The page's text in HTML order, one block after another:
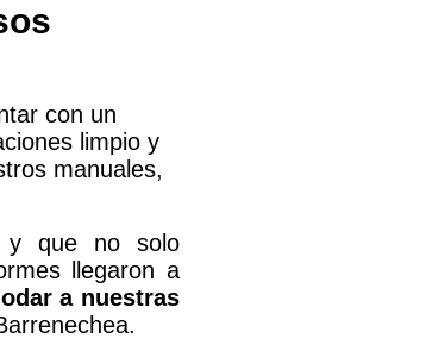
con un
limpio y
manuales,
y que no solo
llegaron a
a nuestras